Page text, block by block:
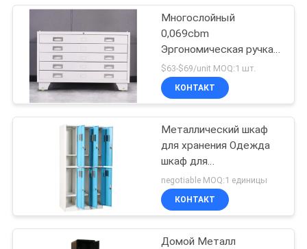
Металлический
шкаф для ящиков
Умный
электронный
шкафчик
48
Многослойный
0,069cbm
Эргономическая ручка
Металлический ящик
шкаф сбитый
конструкция
$63-$69/unit MOQ:1 шт.
КОНТАКТ
Металлический шкаф
для хранения Одежда
шкаф для
повседневных нужд
Стальной шкаф Шкаф
фабрика Китай
negotiable MOQ:1 единицы
КОНТАКТ
Домой Металл